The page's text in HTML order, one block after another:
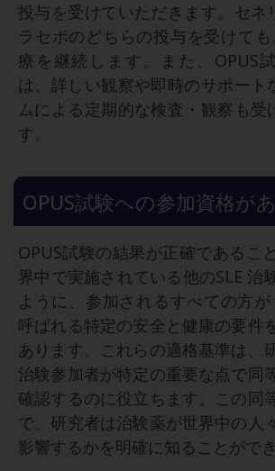
投与を受けていただきます。セネ
ラセボのどちらの投与を受けて
療を継続します。また、OPUS
は、詳しい観察や即時のサポート
ムによる定期的な検査・観察も受
す。
OPUS試験への参加資格が
OPUS試験の結果が正確であるこ
界中で実施されている他のSLE 治
ように、参加されるすべての方
呼ばれる特定の安全と健康の要件
あります。これらの適格基準は、
治験参加者が特定の重要な点で同
確認するのに役立ちます。この同
で、研究者は治験薬が世界中の人
影響するかを明確に知ることができ